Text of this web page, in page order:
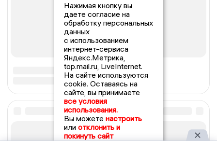
Нажимая кнопку вы
даете согласие на
обработку персональных
данных
с использованием
интернет-сервиса
Яндекс.Метрика,
top.mail.ru, LiveInternet.
На сайте используются
cookie. Оставаясь на
сайте, вы принимаете
все условия
использования.
Вы можете настроить
или отклонить и
покинуть сайт